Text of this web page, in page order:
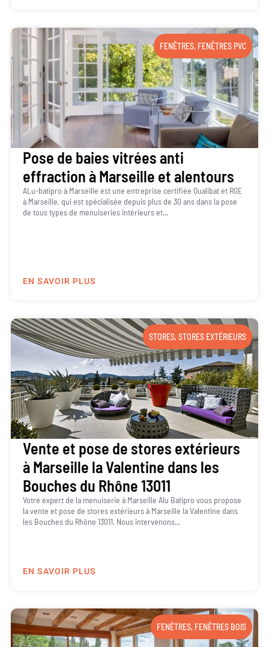
FENÊTRES, FENÊTRES PVC
Pose de baies vitrées anti
effraction à Marseille et alentours
ALu-batipro à Marseille est une entreprise certifiée Qualibat et RGE
à Marseille, qui est spécialisée depuis plus de 30 ans dans la pose
de tous types de menuiseries intérieurs et...
EN SAVOIR PLUS
STORES,STORES EXTÉRIEURS
Vente et pose de stores extérieurs
à Marseille la Valentine dans les
Bouches du Rhône 13011
Votre expert de la menuiserie à Marseille Alu Batipro vous propose
la vente et pose de stores extérieurs à Marseille la Valentine dans
les Bouches du Rhône 13011. Nous intervenons...
EN SAVOIR PLUS
FENÊTRES, FENÊTRES BOIS